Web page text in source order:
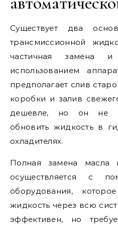
Существует два
трансмиссионной
частичная замена
использованием
предполагает слив
коробки и залив
дешевле, но он не
обновить жидкость в
охладителях.
Полная замена масла
осуществляется с
оборудования,
жидкость через всю
эффективен, но